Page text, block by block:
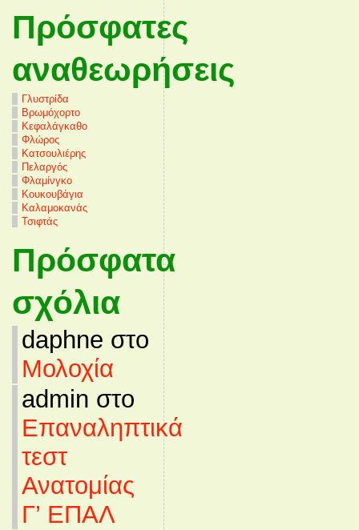
Πρόσφατες
αναθεωρήσεις
Γλυστρίδα
Βρωμόχορτο
Κεφαλάγκαθο
Φλώρος
Κατσουλιέρης
Πελαργός
Φλαμίνγκο
Κουκουβάγια
Καλαμοκανάς
Τσιφτάς
Πρόσφατα
σχόλια
daphne στο
Μολοχία
admin στο
Επαναληπτικά
τεστ
Ανατομίας
Γ’ ΕΠΑΛ